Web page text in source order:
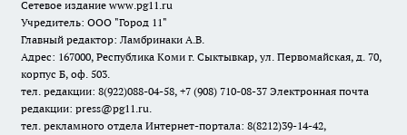
Сетевое издание www.pg11.ru
Учредитель: ООО "Город 11"
Главный редактор: Ламбринаки А.В.
Адрес: 167000, Республика Коми г. Сыктывкар, ул. Первомайская, д. 70,
корпус Б, оф. 503.
тел. редакции: 8(922)088-04-58, +7 (908) 710-08-37 Электронная почта
редакции: press@pg11.ru.
тел. рекламного отдела Интернет-портала: 8(8212)39-14-42,